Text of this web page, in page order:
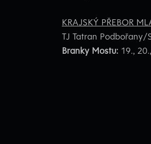
KRAJSKÝ PŘEBOR
TJ Tatran Podbořany/
Branky Mostu: 19.,